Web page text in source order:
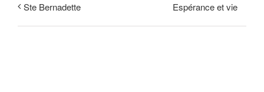
Ste Bernadette Espérance et vie